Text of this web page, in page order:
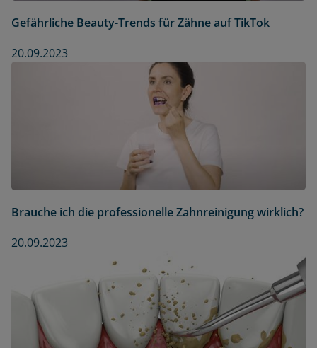
Gefährliche Beauty-Trends für Zähne auf TikTok
20.09.2023
Brauche ich die professionelle Zahnreinigung wirklich?
20.09.2023